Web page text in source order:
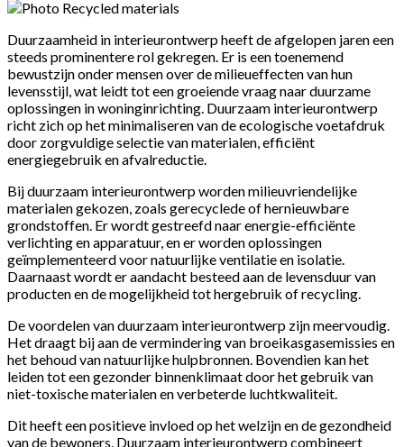
Duurzaamheid in interieurontwerp heeft de afgelopen jaren een
steeds prominentere rol gekregen. Er is een toenemend
bewustzijn onder mensen over de milieueffecten van hun
levensstijl, wat leidt tot een groeiende vraag naar duurzame
oplossingen in woninginrichting. Duurzaam interieurontwerp
richt zich op het minimaliseren van de ecologische voetafdruk
door zorgvuldige selectie van materialen, efficiënt
energiegebruik en afvalreductie.
Bij duurzaam interieurontwerp worden milieuvriendelijke
materialen gekozen, zoals gerecyclede of hernieuwbare
grondstoffen. Er wordt gestreefd naar energie-efficiënte
verlichting en apparatuur, en er worden oplossingen
geïmplementeerd voor natuurlijke ventilatie en isolatie.
Daarnaast wordt er aandacht besteed aan de levensduur van
producten en de mogelijkheid tot hergebruik of recycling.
De voordelen van duurzaam interieurontwerp zijn meervoudig.
Het draagt bij aan de vermindering van broeikasgasemissies en
het behoud van natuurlijke hulpbronnen. Bovendien kan het
leiden tot een gezonder binnenklimaat door het gebruik van
niet-toxische materialen en verbeterde luchtkwaliteit.
Dit heeft een positieve invloed op het welzijn en de gezondheid
van de bewoners. Duurzaam interieurontwerp combineert